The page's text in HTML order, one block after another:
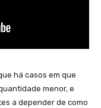
há casos em que
menor, e
a depender de como